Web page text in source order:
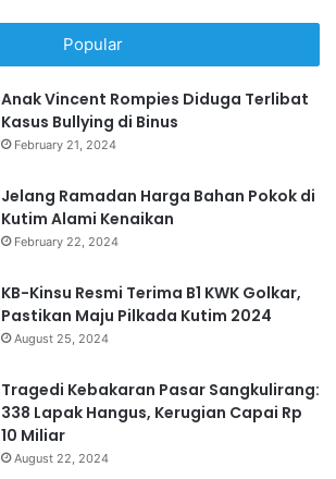
Popular
Anak Vincent Rompies Diduga Terlibat
Kasus Bullying di Binus
February 21, 2024
Jelang Ramadan Harga Bahan Pokok di
Kutim Alami Kenaikan
February 22, 2024
KB-Kinsu Resmi Terima B1 KWK Golkar,
Pastikan Maju Pilkada Kutim 2024
August 25, 2024
Tragedi Kebakaran Pasar Sangkulirang:
338 Lapak Hangus, Kerugian Capai Rp
10 Miliar
August 22, 2024